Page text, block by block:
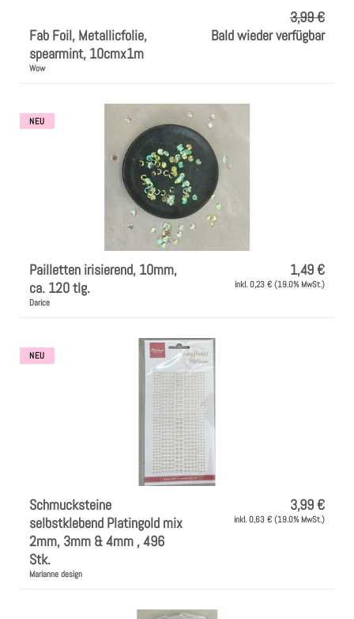
3,99 €
Fab Foil, Metallicfolie,
spearmint, 10cmx1m
Wow
Bald wieder verfügbar
NEU
Pailletten irisierend, 10mm,
ca. 120 tlg.
Darice
1,49 €
inkl. 0,23 € (19.0% MwSt.)
NEU
Schmucksteine
selbstklebend Platingold mix
2mm, 3mm & 4mm , 496
Stk.
Marianne design
3,99 €
inkl. 0,63 € (19.0% MwSt.)